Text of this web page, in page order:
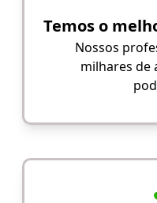
Temos o
Nossos
milhares de